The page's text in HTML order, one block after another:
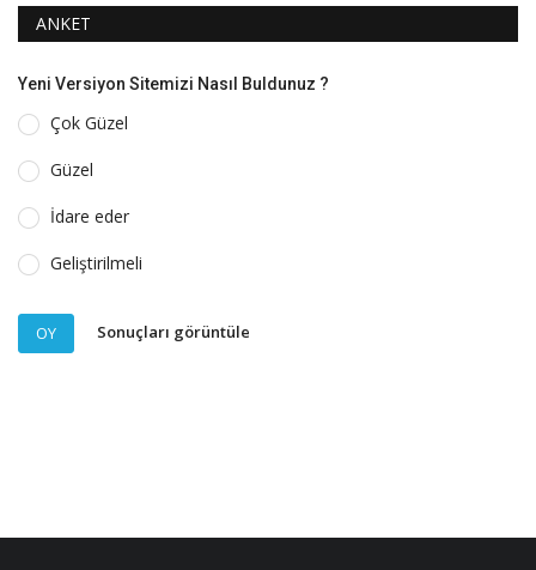
ANKET
Yeni Versiyon Sitemizi Nasıl Buldunuz ?
Çok Güzel
Güzel
İdare eder
Geliştirilmeli
OY Sonuçları görüntüle